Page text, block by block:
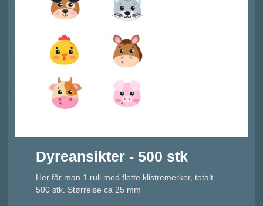
Dyreansikter - 500 stk
Her får man 1 rull med flotte klistremerker, totalt
500 stk. Størrelse ca 25 mm